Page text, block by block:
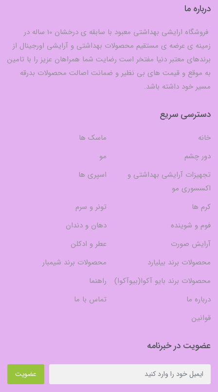
درباره ما
فروشگاه ارایشی بهداشتی معبود با سابقه ی درخشان 10 ساله در
زمینه ی عرضه ی مستقیم محصولات بهداشتی و آرایشی اورجینال از
برندهای معتبر دنیا مفتخر است رضایت شما همراهان عزیز را با تامین
به موقع و قیمت های بی نظیر و ضمانت اصالت محصولات بدرقه
مسیر خود داشته باشد.
دسترسی سریع
خانه
ماسک ها
دور چشم
مو
تجهیزات آرایشی بهداشتی و
اکسسوری مو
اسپری ها
کرم ها
تونر و سرم
فوم و شوینده
دهان و دندان
آرایش صورت
عطر و ادکلن
محصولات برند بیلیارد
محصولات برند شیمبار
محصولات برند بایو آکوا(بیوآکوا)
راهنما
درباره ما
تماس با ما
قوانین
عضویت در خبرنامه
عضویت